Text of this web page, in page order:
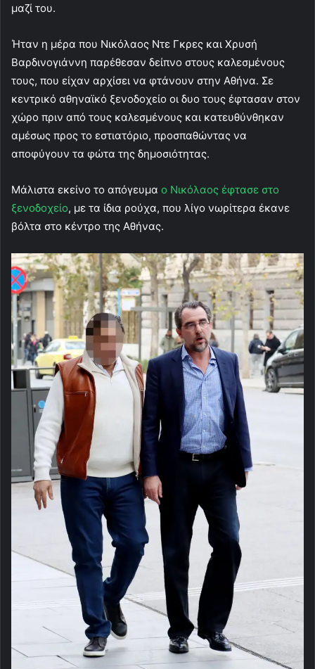
μαζί του.
Ήταν η μέρα που Νικόλαος Ντε Γκρες και Χρυσή
Βαρδινογιάννη παρέθεσαν δείπνο στους καλεσμένους
τους, που είχαν αρχίσει να φτάνουν στην Αθήνα. Σε
κεντρικό αθηναϊκό ξενοδοχείο οι δυο τους έφτασαν στον
χώρο πριν από τους καλεσμένους και κατευθύνθηκαν
αμέσως προς το εστιατόριο, προσπαθώντας να
αποφύγουν τα φώτα της δημοσιότητας.
Μάλιστα εκείνο το απόγευμα ο Νικόλαος έφτασε στο
ξενοδοχείο, με τα ίδια ρούχα, που λίγο νωρίτερα έκανε
βόλτα στο κέντρο της Αθήνας.